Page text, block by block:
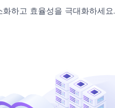
하고 효율성을 극대화하세요.